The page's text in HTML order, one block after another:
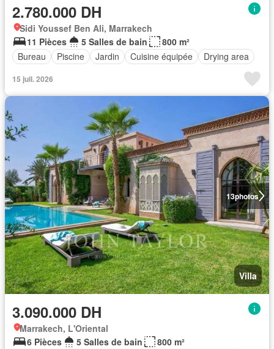
2.780.000 DH
Sidi Youssef Ben Ali, Marrakech
11 Pièces
5 Salles de bain
800 m²
Bureau
Piscine Jardin Cuisine équipée Drying area
15 juil. 2026
13photos
Villa
3.090.000 DH
Marrakech, L'Oriental
6 Pièces
5 Salles de bain
800 m²